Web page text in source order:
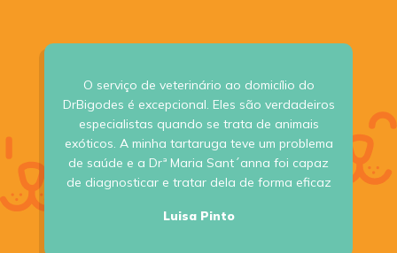
O serviço de veterinário ao domicílio do
DrBigodes é excepcional. Eles são verdadeiros
especialistas quando se trata de animais
exóticos. A minha tartaruga teve um problema
de saúde e a Drª Maria Sant´anna foi capaz
de diagnosticar e tratar dela de forma eficaz
Luisa Pinto